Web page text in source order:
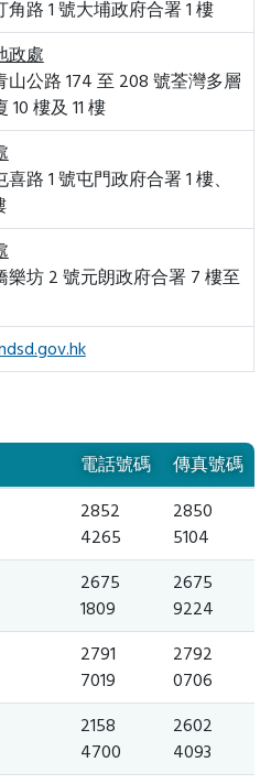
路 1 號大埔政府合署 1 樓
政處
山公路 174 至 208 號荃灣多層
10 樓及 11 樓
路 1 號屯門政府合署 1 樓、
樂坊 2 號元朗政府合署 7 樓至
電話號碼
傳真號碼
2852
4265
2850
5104
2675
1809
2675
9224
2791
7019
2792
0706
2158
4700
2602
4093